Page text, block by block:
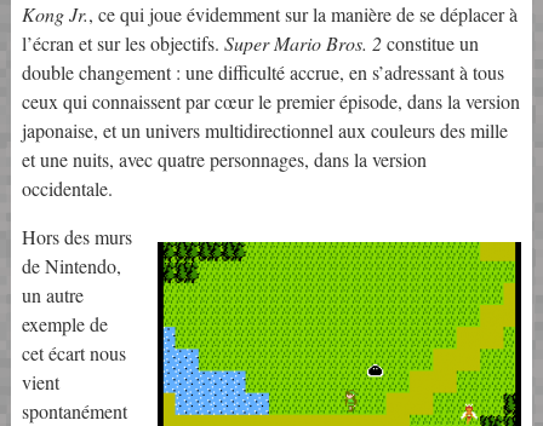
Kong Jr., ce qui joue évidemment sur la manière de se déplacer à
l’écran et sur les objectifs. Super Mario Bros. 2constitue un
double changement : une difficulté accrue, en s’adressant à tous
ceux qui connaissent par cœur le premier épisode, dans la version
japonaise, et un univers multidirectionnel aux couleurs des mille
et une nuits, avec quatre personnages, dans la version
occidentale.
Hors des murs
de Nintendo,
un autre
exemple de
cet écart nous
vient
spontanément